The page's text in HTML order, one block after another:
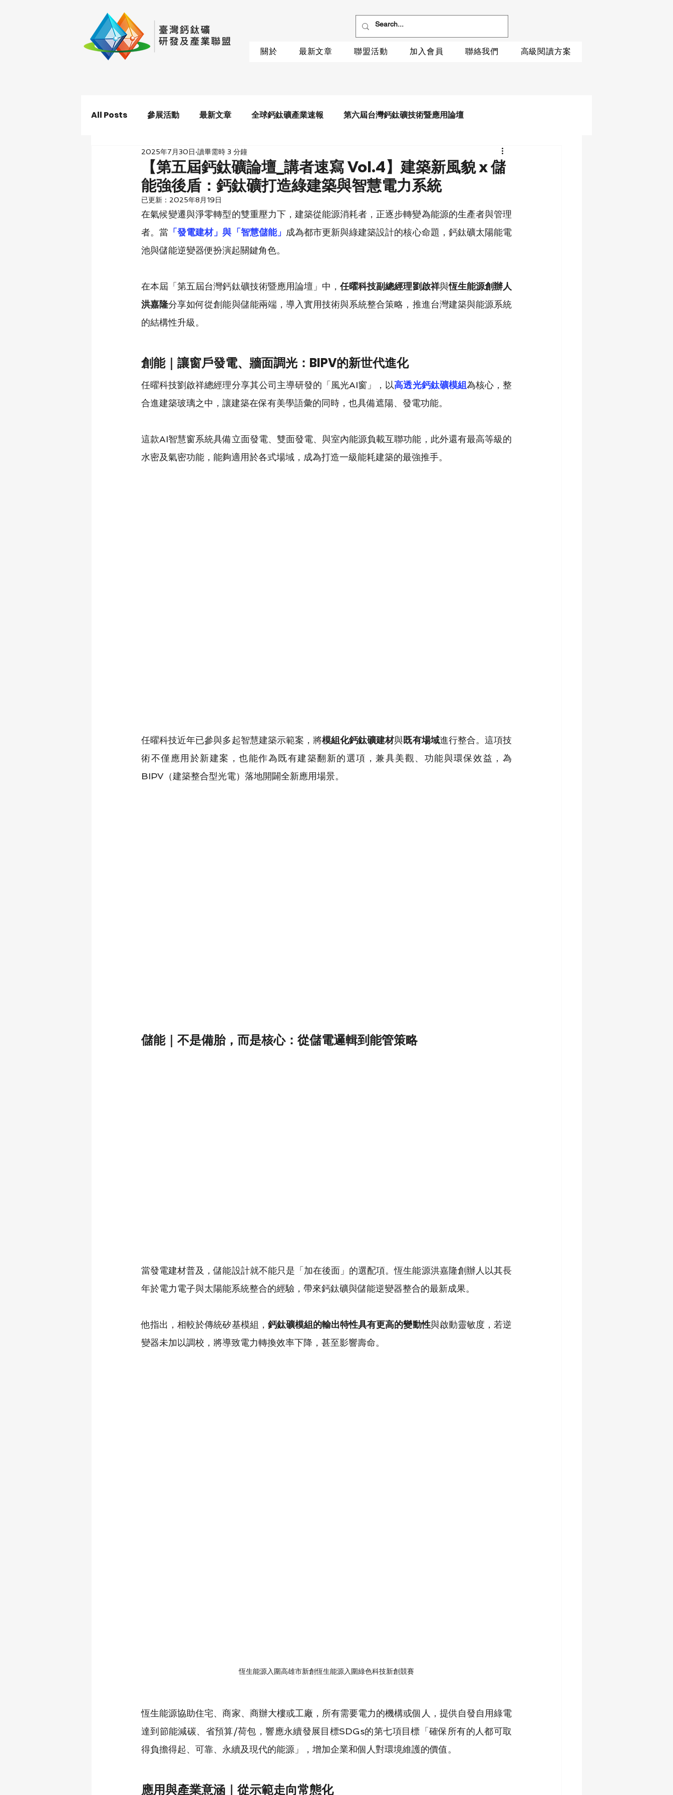
關於 最新文章 聯盟活動 加入會員 聯絡我們 高級閱讀方案
All Posts 參展活動 最新文章 全球鈣鈦礦產業速報 第六屆台灣鈣鈦礦技術暨應用論壇
【第五屆鈣鈦礦論壇_講者速寫 Vol.4】建築新風貌 x 儲
能強後盾：鈣鈦礦打造綠建築與智慧電力系統
2025年7月30日 讀畢需時 3 分鐘
已更新： 2025年8月19日
在氣候變遷與淨零轉型的雙重壓力下，建築從能源消耗者，正逐步轉變為能源的生產者與管理
者。當 「發電建材」與「智慧儲能」 成為都市更新與綠建築設計的核心命題，鈣鈦礦太陽能電
池與儲能逆變器便扮演起關鍵角色。
在本屆「第五屆台灣鈣鈦礦技術暨應用論壇」中，任曜科技副總經理劉啟祥與恆生能源創辦人
洪嘉隆分享如何從創能與儲能兩端，導入實用技術與系統整合策略，推進台灣建築與能源系統
的結構性升級。
創能｜讓窗戶發電、牆面調光：BIPV的新世代進化
任曜科技劉啟祥總經理分享其公司主導研發的「風光AI窗」，以高透光鈣鈦礦模組為核心，整
合進建築玻璃之中，讓建築在保有美學語彙的同時，也具備遮陽、發電功能。
這款AI智慧窗系統具備立面發電、雙面發電、與室內能源負載互聯功能，此外還有最高等級的
水密及氣密功能，能夠適用於各式場域，成為打造一級能耗建築的最強推手。
任曜科技近年已參與多起智慧建築示範案，將模組化鈣鈦礦建材與既有場域進行整合。這項技
術不僅應用於新建案，也能作為既有建築翻新的選項，兼具美觀、功能與環保效益，為
BIPV（建築整合型光電）落地開闢全新應用場景。
儲能｜不是備胎，而是核心：從儲電邏輯到能管策略
當發電建材普及，儲能設計就不能只是「加在後面」的選配項。恆生能源洪嘉隆創辦人以其長
年於電力電子與太陽能系統整合的經驗，帶來鈣鈦礦與儲能逆變器整合的最新成果。
他指出，相較於傳統矽基模組， 鈣鈦礦模組的輸出特性具有更高的變動性與啟動靈敏度，若逆
變器未加以調校，將導致電力轉換效率下降，甚至影響壽命。
恆生能源入圍高雄市新創恆生能源入圍綠色科技新創競賽
恆生能源協助住宅、商家、商辦大樓或工廠，所有需要電力的機構或個人，提供自發自用綠電
達到節能減碳、省預算/荷包，響應永續發展目標SDGs的第七項目標「確保所有的人都可取
得負擔得起、可靠、永續及現代的能源」，增加企業和個人對環境維護的價值。
應用與產業意涵｜從示範走向常態化